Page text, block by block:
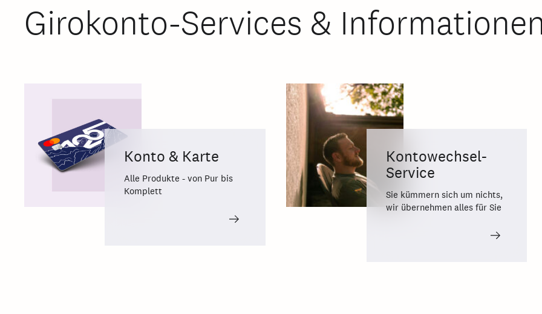
Girokonto-Services &
Konto & Karte
Alle Produkte - von Pur bis
Komplett
Kontowechsel-
Service
Sie kümmern sich um nichts,
wir übernehmen alles für Sie